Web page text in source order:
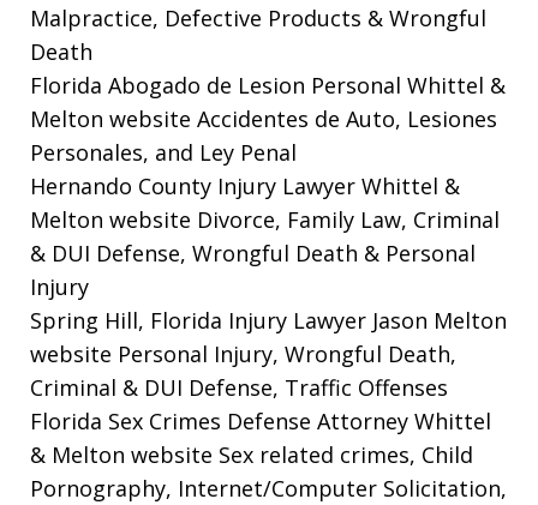
Malpractice, Defective Products & Wrongful
Death
Florida Abogado de Lesion Personal Whittel &
Melton website Accidentes de Auto, Lesiones
Personales, and Ley Penal
Hernando County Injury Lawyer Whittel &
Melton website Divorce, Family Law, Criminal
& DUI Defense, Wrongful Death & Personal
Injury
Spring Hill, Florida Injury Lawyer Jason Melton
website Personal Injury, Wrongful Death,
Criminal & DUI Defense, Traffic Offenses
Florida Sex Crimes Defense Attorney Whittel
& Melton website Sex related crimes, Child
Pornography, Internet/Computer Solicitation,